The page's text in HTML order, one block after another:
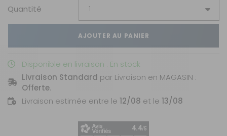
Quantité
AJOUTER AU PANIER
Disponible en livraison : En stock
Livraison Standard par Livraison en MAGASIN :
Offerte.
Livraison estimée entre le 12/08 et le 13/08